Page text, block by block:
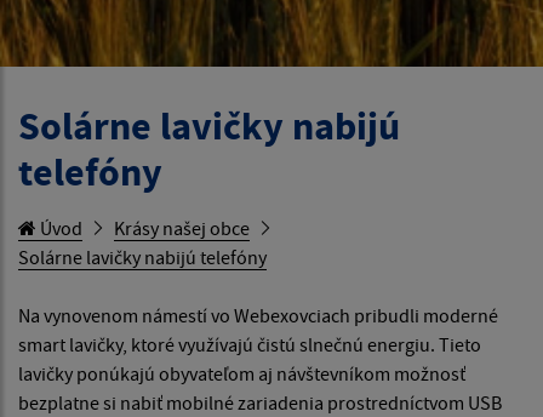
Solárne lavičky nabijú
telefóny
Úvod
Krásy našej obce
Solárne lavičky nabijú telefóny
Na vynovenom námestí vo Webexovciach pribudli moderné
smart lavičky, ktoré využívajú čistú slnečnú energiu. Tieto
lavičky ponúkajú obyvateľom aj návštevníkom možnosť
bezplatne si nabiť mobilné zariadenia prostredníctvom USB